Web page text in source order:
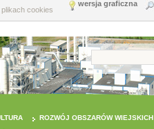
cookies
wersja graficzna
ROZWÓJ OBSZARÓW WIEJSKICH